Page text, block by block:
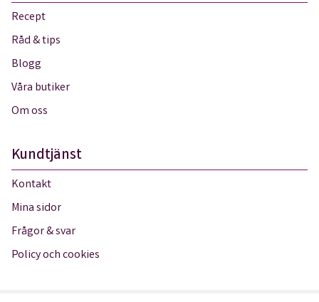
Recept
Råd & tips
Blogg
Våra butiker
Om oss
Kundtjänst
Kontakt
Mina sidor
Frågor & svar
Policy och cookies